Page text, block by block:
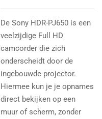
De Sony HDR-PJ650 is een
veelzijdige Full HD
camcorder die zich
onderscheidt door de
ingebouwde projector.
Hiermee kun je je opnames
direct bekijken op een
muur of scherm, zonder